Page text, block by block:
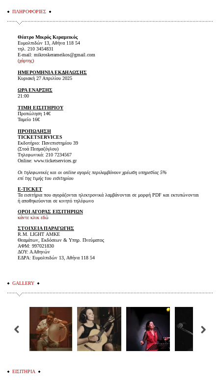
ΠΛΗΡΟΦΟΡΙΕΣ
Θέατρο Μικρός Κεραμεικός
Ευμολπιδών 13, Αθήνα 118 54
τηλ. 210 3454831
E-mail: mikroskerameikos@gmail.com
(χάρτης)
ΗΜΕΡΟΜΗΝΙΑ ΕΚΔΗΛΩΣΗΣ
Κυριακή 27 Απριλίου 2025
ΩΡΑ ΕΝΑΡΞΗΣ
21:00
ΤΙΜΗ ΕΙΣΙΤΗΡΙΟΥ
Προπώληση 14€
Ταμείο 16€
ΠΡΟΠΩΛΗΣΗ
TICKETSERVICES
Εκδοτήριο: Πανεπιστημίου 39
(Στοά Πεσμαζόγλου)
Τηλεφωνικά: 210 7234567
Online: www.ticketservices.gr
Οι τηλεφωνικές και οι online αγορές περιλαμβάνουν χρέωση υπηρεσίας 5%
επί της τιμής του εισιτηρίου
E-TICKET
Τα εισιτήρια που αγοράζονται ηλεκτρονικά λαμβάνονται σε μορφή PDF και εκτυπώνονται
ή αποθηκεύονται σε κινητό τηλέφωνο
ΟΡΟΙ ΑΓΟΡΑΣ ΕΙΣΙΤΗΡΙΩΝ
κάντε κλικ εδώ
ΣΤΟΙΧΕΙΑ ΠΑΡΑΓΩΓΗΣ
R.M. LIGHT ΑΜΚΕ
Θεαμάτων, Εκδόσεων & Υπηρ. Πνεύματος
ΑΦΜ: 997021830
ΔΟΥ: Α Αθηνών
ΕΔΡΑ: Ευμολπιδών 13, Αθήνα 118 54
GALLERY
ΕΙΣΙΤΗΡΙΑ